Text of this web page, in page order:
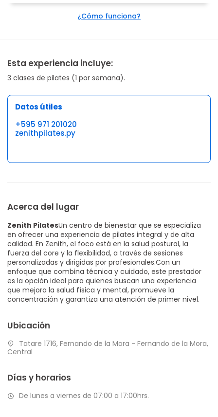
¿Cómo funciona?
Esta experiencia incluye:
3 clases de pilates (1 por semana).
Datos útiles
+595 971 201020
zenithpilates.py
Acerca del lugar
Zenith PilatesUn centro de bienestar que se especializa
en ofrecer una experiencia de pilates integral y de alta
calidad. En Zenith, el foco está en la salud postural, la
fuerza del core y la flexibilidad, a través de sesiones
personalizadas y dirigidas por profesionales.Con un
enfoque que combina técnica y cuidado, este prestador
es la opción ideal para quienes buscan una experiencia
que mejora la salud física y mental, promueve la
concentración y garantiza una atención de primer nivel.
Ubicación
Tatare 1716, Fernando de la Mora - Fernando de la Mora,
Central
Días y horarios
De lunes a viernes de 07:00 a 17:00hrs.